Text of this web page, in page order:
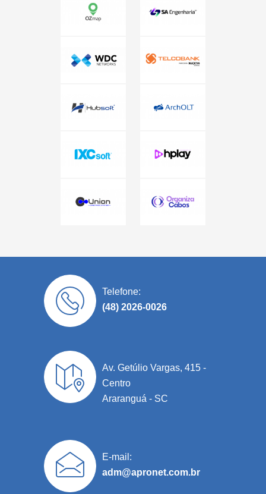
Telefone:
(48) 2026-0026
Av. Getúlio Vargas, 415 -
Centro
Araranguá - SC
E-mail:
adm@apronet.com.br